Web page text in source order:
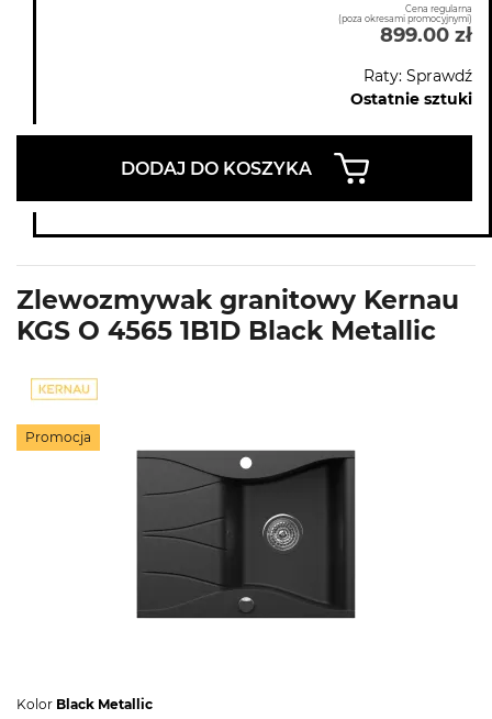
Cena regularna
(poza okresami promocyjnymi)
899.00 zł
Raty: Sprawdź
Ostatnie sztuki
DODAJ DO KOSZYKA
Zlewozmywak granitowy Kernau
KGS O 4565 1B1D Black Metallic
Promocja
Kolor Black Metallic